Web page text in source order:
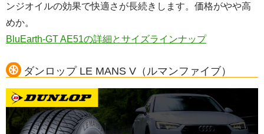
ンジオイルの効果で快適さが長続きします。価格がやや高
めか。
BluEarth-GT AE51の詳細とサイズラインナップ
ダンロップ LE MANS V（ルマンファイブ）